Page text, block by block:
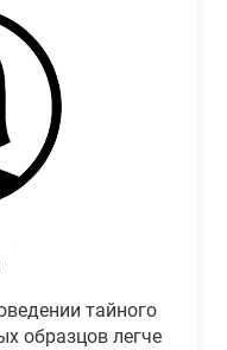
тайного
образцов легче